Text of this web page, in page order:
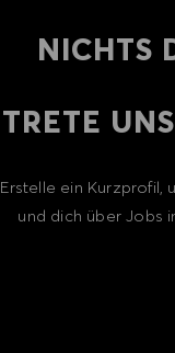
NICHTS
TRETE
Erstelle ein Kurzprofil,
und dich über Jobs